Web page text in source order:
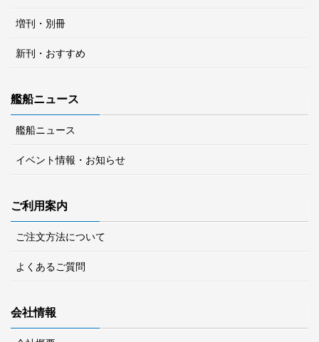
増刊・別冊
新刊・おすすめ
艦船ニュース
艦船ニュース
イベント情報・お知らせ
ご利用案内
ご注文方法について
よくあるご質問
会社情報